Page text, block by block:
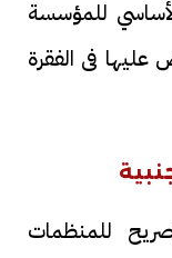
للمؤسسة
فى الفقرة
للمنظمات